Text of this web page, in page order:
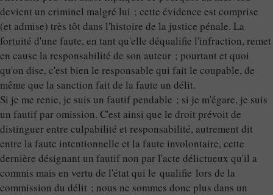
devient un criminel malgré lui ; cette évidence est comprise
(et admise) très tôt dans l'histoire de la justice pénale. La
fortuité d'une faute, en tant qu'elle déqualifie l'infraction, remet
en cause la responsabilité de son auteur ; pourtant et quoi
qu'on dise, c'est bien le responsable qui fait le coupable, de
même que la sanction fait de la faute un délit.
Si je me renie, je suis un fautif pendable ; si je m'égare, je suis
un fautif par omission. C'est ainsi que le droit prévoit de
distinguer entre culpabilité et responsabilité, autrement dit
entre la faute intentionnelle et la faute involontaire, cette
dernière désignant un fautif non par l'acte délictueux qu'il a
commis mais en vertu de l'état qui le qualifie lors de la
commission du délit ; nous ne sommes donc plus dans un